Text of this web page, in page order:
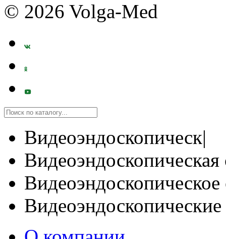
© 2026 Volga-Med
Видеоэндоскопическ|
Видеоэндоскопическая